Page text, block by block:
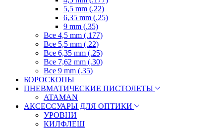
5,5 mm (.22)
6,35 mm (.25)
9 mm (.35)
Все 4,5 mm (.177)
Все 5,5 mm (.22)
Все 6,35 mm (.25)
Все 7,62 mm (.30)
Все 9 mm (.35)
БОРОСКОПЫ
ПНЕВМАТИЧЕСКИЕ ПИСТОЛЕТЫ
ATAMAN
АКСЕССУАРЫ ДЛЯ ОПТИКИ
УРОВНИ
КИЛФЛЕШ